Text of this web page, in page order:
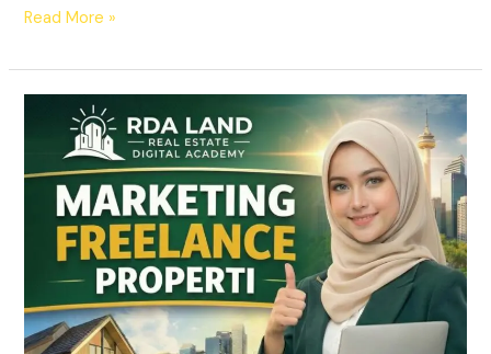
Read More »
Lowongan
Marketing
Freelance
Properti
Peluang
Income
Properti
|
RDA